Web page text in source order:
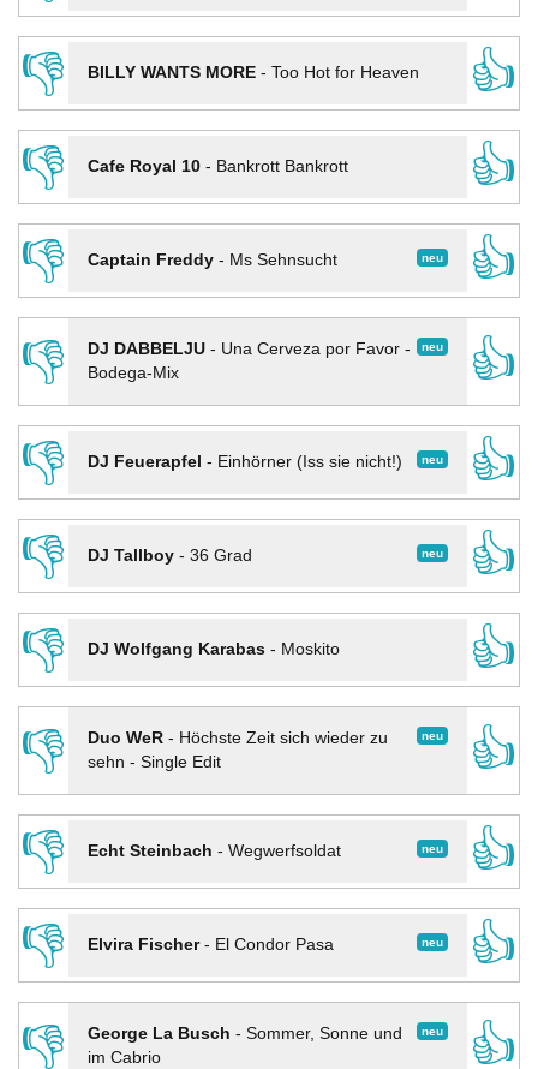
👎
BILLY WANTS MORE- Too Hot for Heaven
👍
👎
Cafe Royal 10- Bankrott Bankrott
👍
👎
neu
Captain Freddy- Ms Sehnsucht
👍
👎
neu
DJ DABBELJU- Una Cerveza por Favor -
Bodega-Mix
👍
👎
neu
DJ Feuerapfel - Einhörner (Iss sie nicht!)
👍
👎
neu
DJ Tallboy- 36 Grad
👍
👎
DJ Wolfgang Karabas- Moskito
👍
👎
neu
Duo WeR- Höchste Zeit sich wieder zu
sehn - Single Edit
👍
👎
neu
Echt Steinbach - Wegwerfsoldat
👍
👎
neu
Elvira Fischer- El Condor Pasa
👍
👎
neu
George La Busch - Sommer, Sonne und
im Cabrio
👍